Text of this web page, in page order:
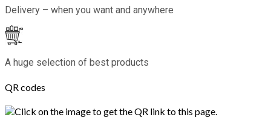
Delivery – when you want and anywhere
A huge selection of best products
QR codes
Click on the image to get the QR link to this page.